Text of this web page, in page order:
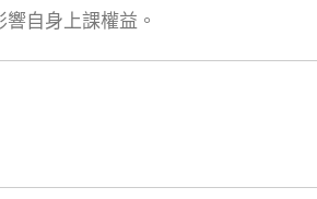
自身上課權益。